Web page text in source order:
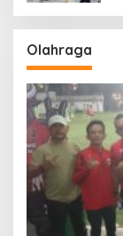
Olahraga